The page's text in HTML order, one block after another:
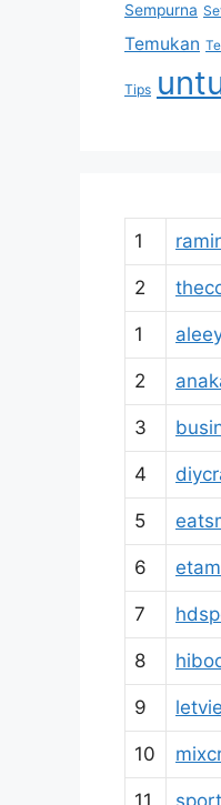
Sempurna
Temukan
Tips
1
2
1
2
3
4
5
6
7
8
9
10
11